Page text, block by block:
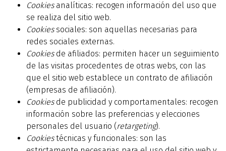
Cookies analíticas: recogen información del uso que
se realiza del sitio web.
Cookies sociales: son aquellas necesarias para
redes sociales externas.
Cookies de afiliados: permiten hacer un seguimiento
de las visitas procedentes de otras webs, con las
que el sitio web establece un contrato de afiliación
(empresas de afiliación).
Cookies de publicidad y comportamentales: recogen
información sobre las preferencias y elecciones
personales del usuario (retargeting).
Cookiestécnicas y funcionales: son las